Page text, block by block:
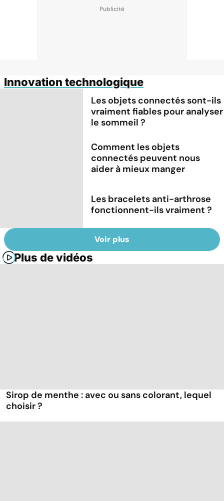
Innovation technologique
Les objets connectés sont-ils
vraiment fiables pour analyser
le sommeil ?
Comment les objets
connectés peuvent nous
aider à mieux manger
Les bracelets anti-arthrose
fonctionnent-ils vraiment ?
Voir plus
Plus de vidéos
Sirop de menthe : avec ou sans colorant, lequel
choisir ?